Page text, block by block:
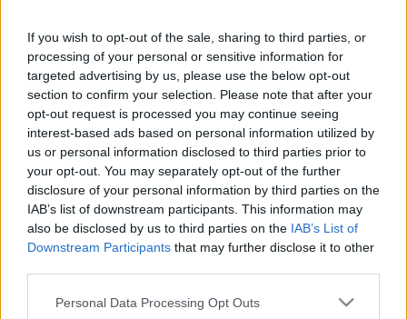
If you wish to opt-out of the sale, sharing to third parties, or
processing of your personal or sensitive information for
targeted advertising by us, please use the below opt-out
section to confirm your selection. Please note that after your
opt-out request is processed you may continue seeing
interest-based ads based on personal information utilized by
us or personal information disclosed to third parties prior to
your opt-out. You may separately opt-out of the further
disclosure of your personal information by third parties on the
IAB’s list of downstream participants. This information may
also be disclosed by us to third parties on the IAB’s List of
Downstream Participants that may further disclose it to other
Please note that this website/app uses one or more Google
Personal Data Processing Opt Outs
becslése alapján az esti nagyszínpadi koncerteken
pénteken 30 ezer, szombaton 35 ezer, vasárnap pedig,
amikor az Omega lépett fel, 50 ezer ember vett részt.
Rajtuk kívül még több ezren sétáltak a kézműves- és
kirakodóvásári utcákban, és az idén másodszor megtartott
Kultúrkertben, ahol a népszerű Borudvar bemutatói mellett
koncerteket is tartottak. A vasárnap zárult Szent György
Napokon több mint 250 program várta az érdeklődőket.
kilenc nap alatt mintegy 27 ezer egyedi látogató 146 ezret